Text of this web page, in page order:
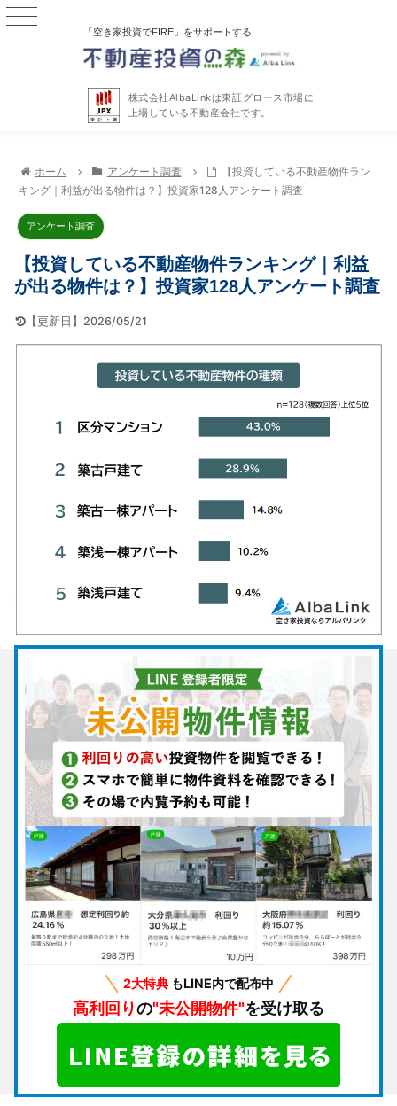
「空き家投資でFIRE」をサポートする
株式会社AlbaLinkは東証グロース市場に
上場している不動産会社です。
ホーム アンケート調査
【投資している不動産物件ラン
キング｜利益が出る物件は？】投資家128人アンケート調査
アンケート調査
【投資している不動産物件ランキング｜利益
が出る物件は？】投資家128人アンケート調査
【更新日】2026/05/21
2大特典 もLINE内で配布中
高利回りの"未公開物件"を受け取る